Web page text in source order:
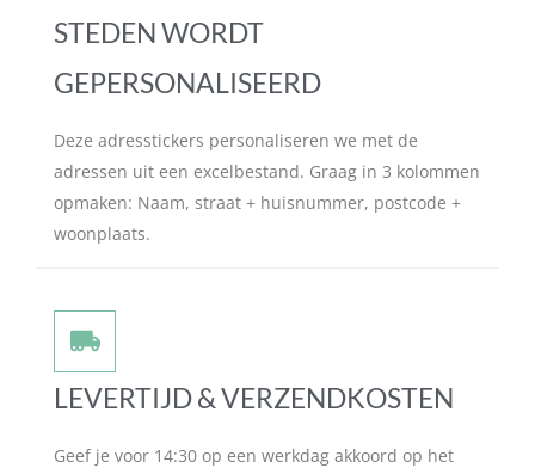
STEDEN WORDT
GEPERSONALISEERD
Deze adresstickers personaliseren we met de
adressen uit een excelbestand. Graag in 3 kolommen
opmaken: Naam, straat + huisnummer, postcode +
woonplaats.
LEVERTIJD & VERZENDKOSTEN
Geef je voor 14:30 op een werkdag akkoord op het